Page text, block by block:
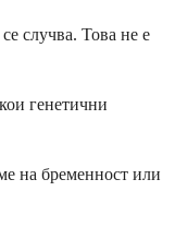
случва. Това не е
генетични
на бременност или